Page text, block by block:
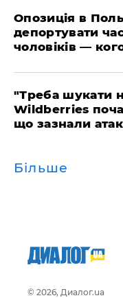
​Опозиція в
депортувати
чоловіків —
​"Треба шукати
Wildberries
що зазнали атак
Більше
© 2026, Диалог.ua